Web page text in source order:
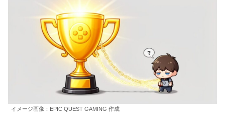
イメージ画像：EPIC QUEST GAMING 作成